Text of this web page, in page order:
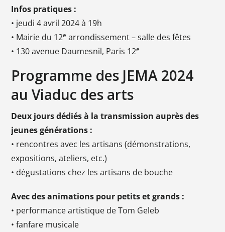
Infos pratiques :
• jeudi 4 avril 2024 à 19h
• Mairie du 12e arrondissement – salle des fêtes
• 130 avenue Daumesnil, Paris 12e
Programme des JEMA 2024
au Viaduc des arts
Deux jours dédiés à la transmission auprès des
jeunes générations :
• rencontres avec les artisans (démonstrations,
expositions, ateliers, etc.)
• dégustations chez les artisans de bouche
Avec des animations pour petits et grands :
• performance artistique de Tom Geleb
• fanfare musicale